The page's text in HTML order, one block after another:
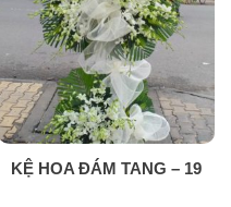
KỆ HOA ĐÁM TANG – 19